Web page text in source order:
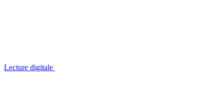
Lecture digitale